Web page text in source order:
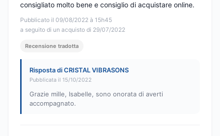
Pubblicato il 09/08/2022 à 15h45
a seguito di un acquisto di 29/07/2022
consigliato molto bene e consiglio di acquistare online.
Recensione tradotta
Risposta di CRISTAL VIBRASONS
Pubblicata il 15/10/2022
Grazie mille, Isabelle, sono onorata di averti
accompagnato.